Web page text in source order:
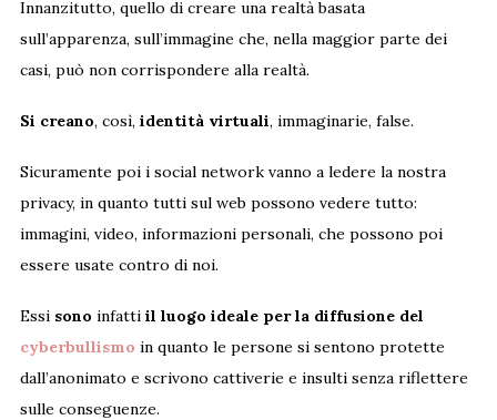
Innanzitutto, quello di creare una realtà basata
sull’apparenza, sull’immagine che, nella maggior parte dei
casi, può non corrispondere alla realtà.
Si creano, così, identità virtuali, immaginarie, false.
Sicuramente poi i social network vanno a ledere la nostra
privacy, in quanto tutti sul web possono vedere tutto:
immagini, video, informazioni personali, che possono poi
essere usate contro di noi.
Essi sono infatti il luogo ideale per la diffusione del
cyberbullismo in quanto le persone si sentono protette
dall’anonimato e scrivono cattiverie e insulti senza riflettere
sulle conseguenze.